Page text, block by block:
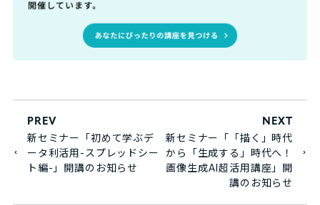
PREV
新セミナー「初めて学ぶデ
ータ利活用-スプレッドシー
ト編-」開講のお知らせ
NEXT
新セミナー「「描く」時代
から「生成する」時代へ！
画像生成AI超活用講座」開
講のお知らせ